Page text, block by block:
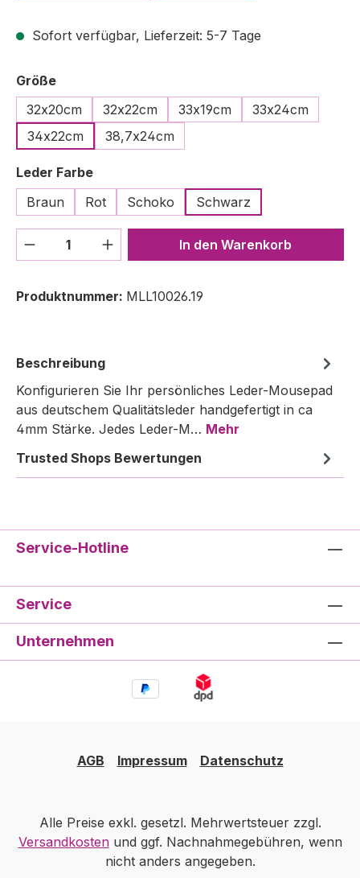
Sofort verfügbar, Lieferzeit: 5-7 Tage
Größeauswählen
32x20cm
32x22cm 33x19cm
33x24cm
34x22cm
38,7x24cm
Leder Farbeauswählen
Braun
Rot Schoko Schwarz
Produkt Anzahl: Gib denIn den Warenkorb
Produktnummer: MLL10026.19
Beschreibung
Konfigurieren Sie Ihr persönliches Leder-Mousepad
aus deutschem Qualitätsleder handgefertigt in ca
4mm Stärke. Jedes Leder-M… Mehr
Trusted Shops Bewertungen
Service-Hotline
Service
Unternehmen
AGB Impressum Datenschutz
Alle Preise exkl. gesetzl. Mehrwertsteuer zzgl.
Versandkostenund ggf. Nachnahmegebühren, wenn
nicht anders angegeben.